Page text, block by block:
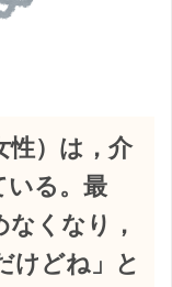
）は，介
いる。最
くなり，
けどね」と